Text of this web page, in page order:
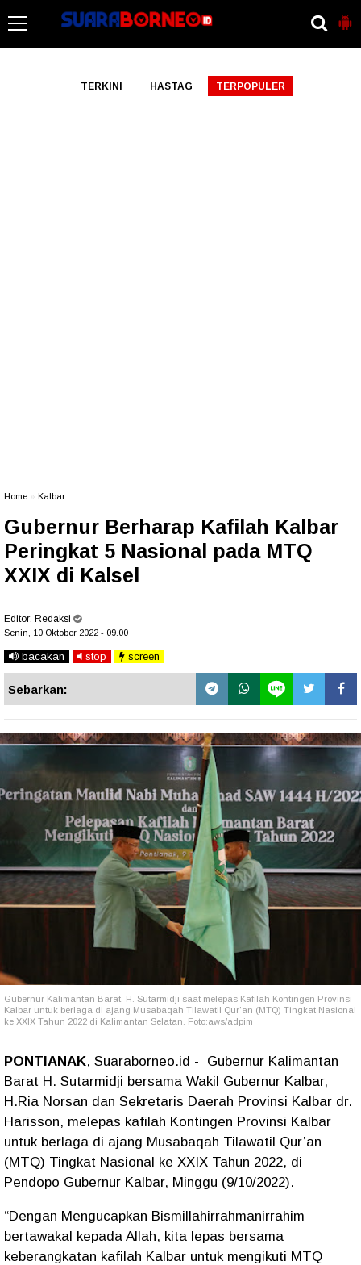
TERKINI HASTAG TERPOPULER
Home Kalbar
Gubernur Berharap Kafilah Kalbar
Peringkat 5 Nasional pada MTQ
XXIX di Kalsel
Editor: Redaksi
Senin, 10 Oktober 2022 - 09.00
bacakan stop screen
Sebarkan:
Gubernur Kalimantan Barat, H. Sutarmidji saat melepas Kafilah Kontingen Provinsi
Kalbar untuk berlaga di ajang Musabaqah Tilawatil Qur’an (MTQ) Tingkat Nasional
ke XXIX Tahun 2022 di Kalimantan Selatan. Foto:aws/adpim
PONTIANAK, Suaraborneo.id - Gubernur Kalimantan
Barat H. Sutarmidji bersama Wakil Gubernur Kalbar,
H.Ria Norsan dan Sekretaris Daerah Provinsi Kalbar dr.
Harisson, melepas kafilah Kontingen Provinsi Kalbar
untuk berlaga di ajang Musabaqah Tilawatil Qur’an
(MTQ) Tingkat Nasional ke XXIX Tahun 2022, di
Pendopo Gubernur Kalbar, Minggu (9/10/2022).
“Dengan Mengucapkan Bismillahirrahmanirrahim
bertawakal kepada Allah, kita lepas bersama
keberangkatan kafilah Kalbar untuk mengikuti MTQ